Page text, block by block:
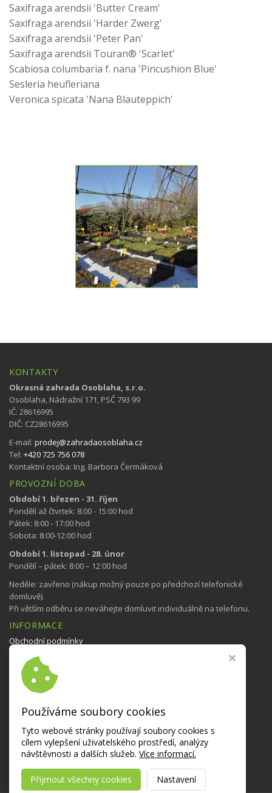
Saxifraga arendsii 'Butter Cream'
Saxifraga arendsii 'Harder Zwerg'
Saxifraga arendsii 'Peter Pan'
Saxifraga arendsii Touran® 'Scarlet'
Scabiosa columbaria f. nana 'Pincushion Blue'
Sesleria heufleriana
Veronica spicata 'Nana Blauteppich'
KONTAKTY
Okrasná zahrada Osoblaha, s.r.o.
Osoblaha, Nádražní 171, PSČ 793 99
IČ: 28616995
DIČ: CZ28616995
E-mail: prodej@zahradaosoblaha.cz
Tel: +420 725 756 078
Kontaktní osoba: Ing. Barbora Čermáková
PROVOZNÍ DOBA
Období 1. březen - 31. říjen
Pondělí až čtvrtek: 8:00 - 15:00 hod
Pátek: 8:00 - 17:00 hod
Sobota: 8:00-12:00 hod
Období 1. listopad - 28. únor
Pondělí – pátek: 8:00 – 12:00 hod
Neděle: zavřeno (nákup možný pouze po předchozí telefonické
domluvě).
Při větším odběru se neváhejte domluvit individuálně na telefonu.
INFORMACE
Obchodní podmínky
NAVŠTIVTE TAKÉ
Používáme soubory cookies
Tyto webové stránky používají soubory cookies s
cílem vylepšení uživatelského prostředí, analýzy
návštěvnosti a dalších služeb. Více informací.
Přijmout všechny cookies Nastavení